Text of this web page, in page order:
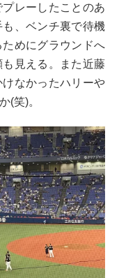
レーしたことのあ
、ベンチ裏で待機
めにグラウンドへ
見える。また近藤
なかったハリーや
(笑)。